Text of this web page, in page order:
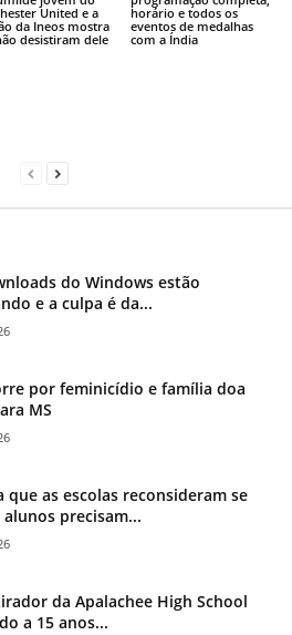
United e a
da Ineos mostra
desistiram dele
horário e todos os
eventos de medalhas
com a Índia
do Windows estão
e a culpa é da...
por feminicídio e família doa
MS
que as escolas reconsideram se
precisam...
da Apalachee High School
a 15 anos...